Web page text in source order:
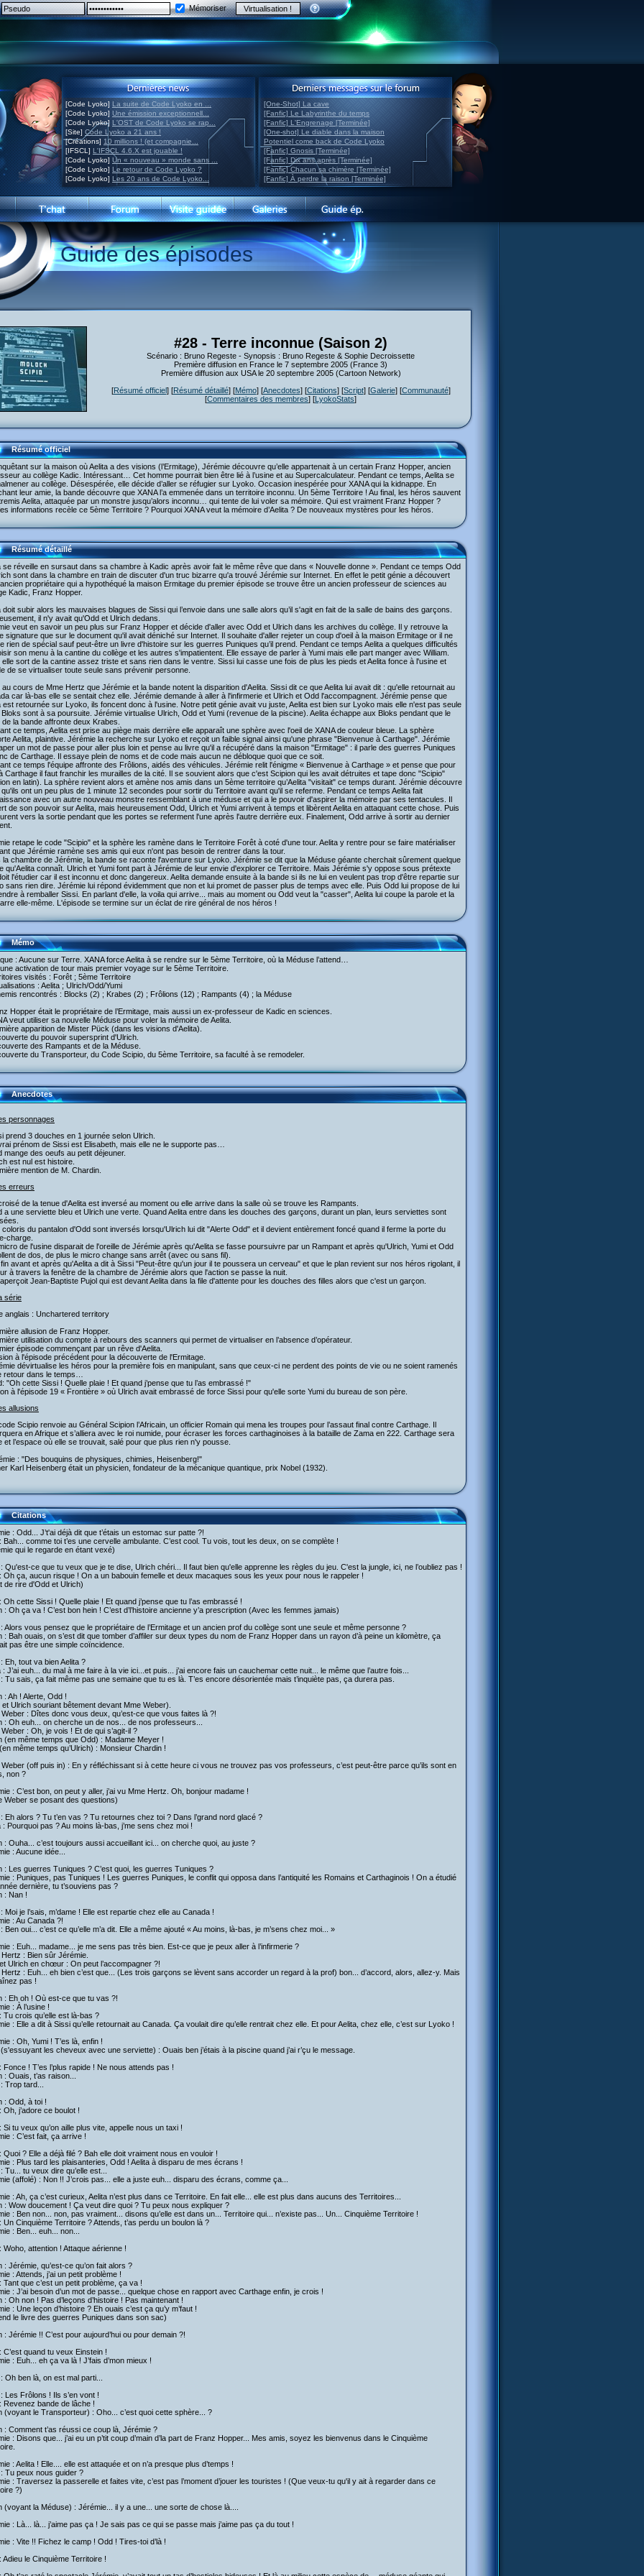
Mémoriser
[Code Lyoko] La suite de Code Lyoko en ...
[Code Lyoko] Une émission exceptionnell...
[Code Lyoko] L'OST de Code Lyoko se rap...
[Site] Code Lyoko a 21 ans !
[Créations] 10 millions ! (et compagnie...
[IFSCL] L'IFSCL 4.6.X est jouable !
[Code Lyoko] Un « nouveau » monde sans ...
[Code Lyoko] Le retour de Code Lyoko ?
[Code Lyoko] Les 20 ans de Code Lyoko...
[One-Shot] La cave
[Fanfic] Le Labyrinthe du temps
[Fanfic] L'Engrenage [Terminée]
[One-shot] Le diable dans la maison
Potentiel come back de Code Lyoko
[Fanfic] Gnosis [Terminée]
[Fanfic] Dix ans après [Terminée]
[Fanfic] Chacun sa chimère [Terminée]
[Fanfic] À perdre la raison [Terminée]
Guide des épisodes
#28 - Terre inconnue (Saison 2)
Scénario : Bruno Regeste - Synopsis : Bruno Regeste & Sophie Decroissette
Première diffusion en France le 7 septembre 2005 (France 3)
Première diffusion aux USA le 20 septembre 2005 (Cartoon Network)
[Résumé officiel] [Résumé détaillé] [Mémo] [Anecdotes] [Citations] [Script] [Galerie] [Communauté]
[Commentaires des membres] [LyokoStats]
Résumé officiel
sur la maison où Aelita a des visions (l’Ermitage), Jérémie découvre qu’elle appartenait à un certain Franz Hopper, ancien
au collège Kadic. Intéressant… Cet homme pourrait bien être lié à l’usine et au Supercalculateur. Pendant ce temps, Aelita se
au collège. Désespérée, elle décide d’aller se réfugier sur Lyoko. Occasion inespérée pour XANA qui la kidnappe. En
leur amie, la bande découvre que XANA l’a emmenée dans un territoire inconnu. Un 5ème Territoire ! Au final, les héros sauvent
Aelita, attaquée par un monstre jusqu’alors inconnu… qui tente de lui voler sa mémoire. Qui est vraiment Franz Hopper ?
informations recèle ce 5ème Territoire ? Pourquoi XANA veut la mémoire d’Aelita ? De nouveaux mystères pour les héros.
Résumé détaillé
se réveille en sursaut dans sa chambre à Kadic après avoir fait le même rêve que dans « Nouvelle donne ». Pendant ce temps Odd
sont dans la chambre en train de discuter d'un truc bizarre qu'a trouvé Jérémie sur Internet. En effet le petit génie a découvert
propriétaire qui a hypothéqué la maison Ermitage du premier épisode se trouve être un ancien professeur de sciences au
Kadic, Franz Hopper.
doit subir alors les mauvaises blagues de Sissi qui l’envoie dans une salle alors qu’il s'agit en fait de la salle de bains des garçons.
il n'y avait qu'Odd et Ulrich dedans.
veut en savoir un peu plus sur Franz Hopper et décide d'aller avec Odd et Ulrich dans les archives du collège. Il y retrouve la
signature que sur le document qu'il avait déniché sur Internet. Il souhaite d'aller rejeter un coup d'oeil à la maison Ermitage or il ne
rien de spécial sauf peut-être un livre d'histoire sur les guerres Puniques qu’il prend. Pendant ce temps Aelita a quelques difficultés
son menu à la cantine du collège et les autres s'impatientent. Elle essaye de parler à Yumi mais elle part manger avec William.
elle sort de la cantine assez triste et sans rien dans le ventre. Sissi lui casse une fois de plus les pieds et Aelita fonce à l'usine et
de se virtualiser toute seule sans prévenir personne.
au cours de Mme Hertz que Jérémie et la bande notent la disparition d'Aelita. Sissi dit ce que Aelita lui avait dit : qu'elle retournait au
car là-bas elle se sentait chez elle. Jérémie demande à aller à l'infirmerie et Ulrich et Odd l'accompagnent. Jérémie pense que
est retournée sur Lyoko, ils foncent donc à l'usine. Notre petit génie avait vu juste, Aelita est bien sur Lyoko mais elle n'est pas seule
Bloks sont à sa poursuite. Jérémie virtualise Ulrich, Odd et Yumi (revenue de la piscine). Aelita échappe aux Bloks pendant que le
la bande affronte deux Krabes.
ce temps, Aelita est prise au piège mais derrière elle apparaît une sphère avec l'oeil de XANA de couleur bleue. La sphère
Aelita, plaintive. Jérémie la recherche sur Lyoko et reçoit un faible signal ainsi qu'une phrase "Bienvenue à Carthage". Jérémie
un mot de passe pour aller plus loin et pense au livre qu'il a récupéré dans la maison "Ermitage" : il parle des guerres Puniques
de Carthage. Il essaye plein de noms et de code mais aucun ne débloque quoi que ce soit.
ce temps l'équipe affronte des Frôlions, aidés des véhicules. Jérémie relit l'énigme « Bienvenue à Carthage » et pense que pour
Carthage il faut franchir les murailles de la cité. Il se souvient alors que c'est Scipion qui les avait détruites et tape donc "Scipio"
en latin). La sphère revient alors et amène nos amis dans un 5ème territoire qu’Aelita "visitait" ce temps durant. Jérémie découvre
ont un peu plus de 1 minute 12 secondes pour sortir du Territoire avant qu'il se referme. Pendant ce temps Aelita fait
avec un autre nouveau monstre ressemblant à une méduse et qui a le pouvoir d'aspirer la mémoire par ses tentacules. Il
de son pouvoir sur Aelita, mais heureusement Odd, Ulrich et Yumi arrivent à temps et libèrent Aelita en attaquant cette chose. Puis
vers la sortie pendant que les portes se referment l'une après l'autre derrière eux. Finalement, Odd arrive à sortir au dernier
retape le code "Scipio" et la sphère les ramène dans le Territoire Forêt à coté d'une tour. Aelita y rentre pour se faire matérialiser
que Jérémie ramène ses amis qui eux n'ont pas besoin de rentrer dans la tour.
la chambre de Jérémie, la bande se raconte l'aventure sur Lyoko. Jérémie se dit que la Méduse géante cherchait sûrement quelque
qu'Aelita connaît. Ulrich et Yumi font part à Jérémie de leur envie d'explorer ce Territoire. Mais Jérémie s'y oppose sous prétexte
l'étudier car il est inconnu et donc dangereux. Aelita demande ensuite à la bande si ils ne lui en veulent pas trop d'être repartie sur
sans rien dire. Jérémie lui répond évidemment que non et lui promet de passer plus de temps avec elle. Puis Odd lui propose de lui
à remballer Sissi. En parlant d'elle, la voila qui arrive... mais au moment ou Odd veut la "casser", Aelita lui coupe la parole et la
elle-même. L'épisode se termine sur un éclat de rire général de nos héros !
Mémo
: Aucune sur Terre. XANA force Aelita à se rendre sur le 5ème Territoire, où la Méduse l’attend…
activation de tour mais premier voyage sur le 5ème Territoire.
visités : Forêt ; 5ème Territoire
: Aelita ; Ulrich/Odd/Yumi
rencontrés : Blocks (2) ; Krabes (2) ; Frôlions (12) ; Rampants (4) ; la Méduse
Hopper était le propriétaire de l’Ermitage, mais aussi un ex-professeur de Kadic en sciences.
veut utiliser sa nouvelle Méduse pour voler la mémoire de Aelita.
apparition de Mister Pück (dans les visions d'Aelita).
du pouvoir supersprint d'Ulrich.
des Rampants et de la Méduse.
du Transporteur, du Code Scipio, du 5ème Territoire, sa faculté à se remodeler.
Anecdotes
personnages
prend 3 douches en 1 journée selon Ulrich.
prénom de Sissi est Elisabeth, mais elle ne le supporte pas…
mange des oeufs au petit déjeuner.
est nul est histoire.
mention de M. Chardin.
erreurs
de la tenue d'Aelita est inversé au moment ou elle arrive dans la salle où se trouve les Rampants.
a une serviette bleu et Ulrich une verte. Quand Aelita entre dans les douches des garçons, durant un plan, leurs serviettes sont
coloris du pantalon d'Odd sont inversés lorsqu'Ulrich lui dit "Alerte Odd" et il devient entièrement foncé quand il ferme la porte du
charge.
de l'usine disparait de l'oreille de Jérémie après qu'Aelita se fasse poursuivre par un Rampant et après qu'Ulrich, Yumi et Odd
de dos, de plus le micro change sans arrêt (avec ou sans fil).
fin avant et après qu'Aelita a dit à Sissi "Peut-être qu'un jour il te poussera un cerveau" et que le plan revient sur nos héros rigolant, il
à travers la fenêtre de la chambre de Jérémie alors que l'action se passe la nuit.
Jean-Baptiste Pujol qui est devant Aelita dans la file d'attente pour les douches des filles alors que c'est un garçon.
série
anglais : Unchartered territory
allusion de Franz Hopper.
utilisation du compte à rebours des scanners qui permet de virtualiser en l’absence d’opérateur.
épisode commençant par un rêve d'Aelita.
à l'épisode précédent pour la découverte de l'Ermitage.
dévirtualise les héros pour la première fois en manipulant, sans que ceux-ci ne perdent des points de vie ou ne soient ramenés
retour dans le temps…
"Oh cette Sissi ! Quelle plaie ! Et quand j’pense que tu l’as embrassé !"
à l'épisode 19 « Frontière » où Ulrich avait embrassé de force Sissi pour qu'elle sorte Yumi du bureau de son père.
allusions
Scipio renvoie au Général Scipion l’Africain, un officier Romain qui mena les troupes pour l’assaut final contre Carthage. Il
en Afrique et s’alliera avec le roi numide, pour écraser les forces carthaginoises à la bataille de Zama en 222. Carthage sera
et l’espace où elle se trouvait, salé pour que plus rien n'y pousse.
: "Des bouquins de physiques, chimies, Heisenberg!"
Karl Heisenberg était un physicien, fondateur de la mécanique quantique, prix Nobel (1932).
Citations
: Odd... J’t'ai déjà dit que t’étais un estomac sur patte ?!
Bah... comme toi t’es une cervelle ambulante. C’est cool. Tu vois, tout les deux, on se complète !
qui le regarde en étant vexé)
Qu'est-ce que tu veux que je te dise, Ulrich chéri... Il faut bien qu'elle apprenne les règles du jeu. C'est la jungle, ici, ne l’oubliez pas !
Oh ça, aucun risque ! On a un babouin femelle et deux macaques sous les yeux pour nous le rappeler !
de rire d'Odd et Ulrich)
Oh cette Sissi ! Quelle plaie ! Et quand j’pense que tu l’as embrassé !
: Oh ça va ! C’est bon hein ! C’est d’l’histoire ancienne y’a prescription (Avec les femmes jamais)
: Alors vous pensez que le propriétaire de l’Ermitage et un ancien prof du collège sont une seule et même personne ?
: Bah ouais, on s’est dit que tomber d’affiler sur deux types du nom de Franz Hopper dans un rayon d’à peine un kilomètre, ça
pas être une simple coïncidence.
Eh, tout va bien Aelita ?
: J’ai euh... du mal à me faire à la vie ici...et puis... j’ai encore fais un cauchemar cette nuit... le même que l’autre fois...
: Tu sais, ça fait même pas une semaine que tu es là. T’es encore désorientée mais t’inquiète pas, ça durera pas.
: Ah ! Alerte, Odd !
Ulrich souriant bêtement devant Mme Weber).
Weber : Dîtes donc vous deux, qu’est-ce que vous faites là ?!
: Oh euh... on cherche un de nos... de nos professeurs...
Weber : Oh, je vois ! Et de qui s’agit-il ?
(en même temps que Odd) : Madame Meyer !
même temps qu’Ulrich) : Monsieur Chardin !
Weber (off puis in) : En y réfléchissant si à cette heure ci vous ne trouvez pas vos professeurs, c’est peut-être parce qu’ils sont en
non ?
: C’est bon, on peut y aller, j’ai vu Mme Hertz. Oh, bonjour madame !
Weber se posant des questions)
Eh alors ? Tu t’en vas ? Tu retournes chez toi ? Dans l’grand nord glacé ?
: Pourquoi pas ? Au moins là-bas, j’me sens chez moi !
: Ouha... c’est toujours aussi accueillant ici... on cherche quoi, au juste ?
: Aucune idée...
: Les guerres Tuniques ? C’est quoi, les guerres Tuniques ?
: Puniques, pas Tuniques ! Les guerres Puniques, le conflit qui opposa dans l’antiquité les Romains et Carthaginois ! On a étudié
dernière, tu t’souviens pas ?
: Nan !
Moi je l’sais, m’dame ! Elle est repartie chez elle au Canada !
: Au Canada ?!
Ben oui... c’est ce qu’elle m’a dit. Elle a même ajouté « Au moins, là-bas, je m’sens chez moi... »
: Euh... madame... je me sens pas très bien. Est-ce que je peux aller à l’infirmerie ?
Hertz : Bien sûr Jérémie.
Ulrich en chœur : On peut l’accompagner ?!
Hertz : Euh... eh bien c’est que... (Les trois garçons se lèvent sans accorder un regard à la prof) bon... d’accord, alors, allez-y. Mais
pas !
: Eh oh ! Où est-ce que tu vas ?!
: À l’usine !
Tu crois qu’elle est là-bas ?
: Elle a dit à Sissi qu’elle retournait au Canada. Ça voulait dire qu’elle rentrait chez elle. Et pour Aelita, chez elle, c’est sur Lyoko !
: Oh, Yumi ! T’es là, enfin !
(s'essuyant les cheveux avec une serviette) : Ouais ben j’étais à la piscine quand j’ai r’çu le message.
Fonce ! T’es l’plus rapide ! Ne nous attends pas !
: Ouais, t’as raison...
Trop tard...
: Odd, à toi !
Oh, j’adore ce boulot !
Si tu veux qu’on aille plus vite, appelle nous un taxi !
: C’est fait, ça arrive !
Quoi ? Elle a déjà filé ? Bah elle doit vraiment nous en vouloir !
: Plus tard les plaisanteries, Odd ! Aelita à disparu de mes écrans !
Tu... tu veux dire qu’elle est...
(affolé) : Non !! J’crois pas... elle a juste euh... disparu des écrans, comme ça...
: Ah, ça c’est curieux, Aelita n’est plus dans ce Territoire. En fait elle... elle est plus dans aucuns des Territoires...
: Wow doucement ! Ça veut dire quoi ? Tu peux nous expliquer ?
: Ben non... non, pas vraiment... disons qu’elle est dans un... Territoire qui... n’existe pas... Un... Cinquième Territoire !
Un Cinquième Territoire ? Attends, t’as perdu un boulon là ?
: Ben... euh... non...
Woho, attention ! Attaque aérienne !
: Jérémie, qu’est-ce qu’on fait alors ?
: Attends, j’ai un petit problème !
Tant que c’est un petit problème, ça va !
: J’ai besoin d’un mot de passe... quelque chose en rapport avec Carthage enfin, je crois !
: Oh non ! Pas d’leçons d’histoire ! Pas maintenant !
: Une leçon d’histoire ? Eh ouais c’est ça qu’y m’faut !
le livre des guerres Puniques dans son sac)
: Jérémie !! C’est pour aujourd’hui ou pour demain ?!
C’est quand tu veux Einstein !
: Euh... eh ça va là ! J’fais d’mon mieux !
Oh ben là, on est mal parti...
Les Frôlons ! Ils s’en vont !
Revenez bande de lâche !
(voyant le Transporteur) : Oho... c’est quoi cette sphère... ?
: Comment t’as réussi ce coup là, Jérémie ?
: Disons que... j’ai eu un p’tit coup d’main d’la part de Franz Hopper... Mes amis, soyez les bienvenus dans le Cinquième
: Aelita ! Elle.... elle est attaquée et on n’a presque plus d’temps !
: Tu peux nous guider ?
: Traversez la passerelle et faites vite, c’est pas l’moment d’jouer les touristes ! (Que veux-tu qu'il y ait à regarder dans ce
?)
(voyant la Méduse) : Jérémie... il y a une... une sorte de chose là....
: Là... là... j’aime pas ça ! Je sais pas ce qui se passe mais j’aime pas ça du tout !
: Vite !! Fichez le camp ! Odd ! Tires-toi d’là !
Adieu le Cinquième Territoire !